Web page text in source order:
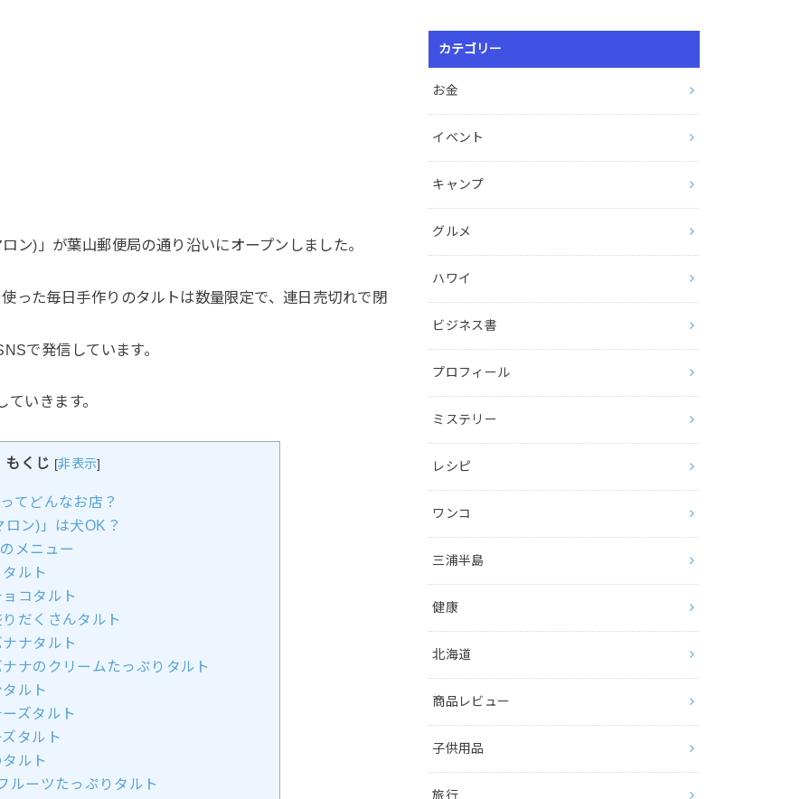
ン)」が葉山郵便局の通り沿いにオープンしました。
った毎日手作りのタルトは数量限定で、連日売切れで閉
で発信しています。
いきます。
もくじ [非表示]
てどんなお店？
ロン)」は犬OK？
メニュー
ルト
コタルト
だくさんタルト
ナタルト
ナのクリームたっぷりタルト
ルト
ズタルト
タルト
ルト
ルーツたっぷりタルト
カテゴリー
お金
イベント
キャンプ
グルメ
ハワイ
ビジネス書
プロフィール
ミステリー
レシピ
ワンコ
三浦半島
健康
北海道
商品レビュー
子供用品
旅行